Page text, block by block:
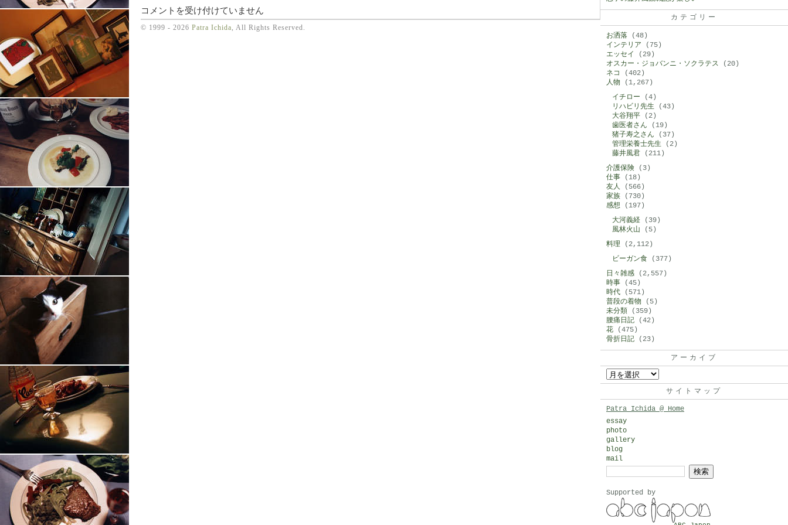
此
の
コメントを受け付けていません
カテゴリー
お洒落 (48)
インテリア (75)
エッセイ
(29)
オスカー・ジョバンニ・ソクラテス (20)
ネコ
(402)
人物 (1,267)
イチロー (4)
リハビリ先生 (43)
大谷翔平 (2)
歯医者さん (19)
猪子寿之さん (37)
管理栄養士先生 (2)
藤井風君 (211)
介護保険 (3)
仕事 (18)
友人 (566)
家族 (730)
感想 (197)
大河義経 (39)
風林火山 (5)
料理 (2,112)
ビーガン食 (377)
日々雑感 (2,557)
時事 (45)
時代 (571)
普段の着物 (5)
未分類 (359)
腰痛日記 (42)
花 (475)
骨折日記 (23)
アーカイブ
イ
サイトマップ
Patra Ichida @ Home
essay
photo
gallery
blog
mail
Supported by
© 1999 - 2026 Patra Ichida, All Rights Reserved.